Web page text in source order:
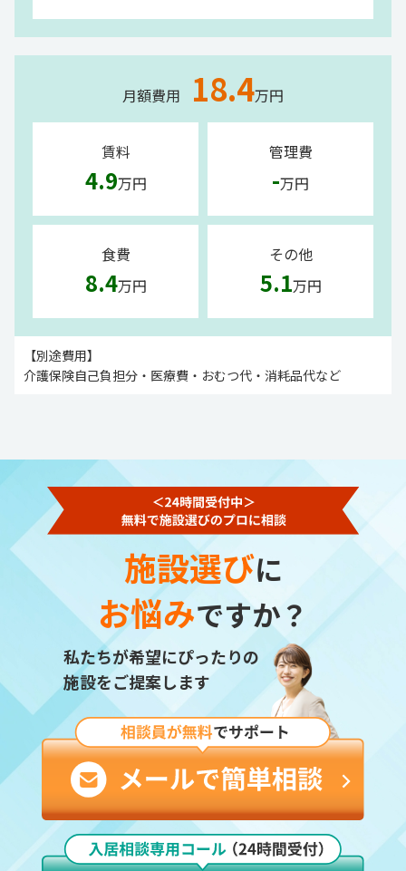
月額費用 18.4万円
賃料
4.9万円
管理費
-万円
食費
8.4万円
その他
5.1万円
【別途費用】
介護保険自己負担分・医療費・おむつ代・消耗品代など
施設選びに
お悩みですか？
私たちが希望にぴったりの
施設をご提案します